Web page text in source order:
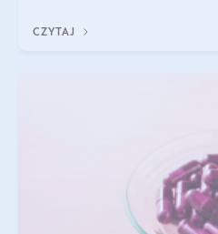
CZYTAJ